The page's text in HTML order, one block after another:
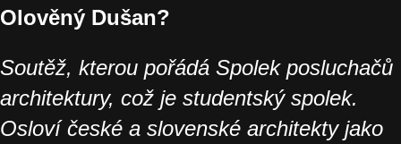
Olověný Dušan?
Soutěž, kterou pořádá Spolek posluchačů
architektury, což je studentský spolek.
Osloví české a slovenské architekty jako